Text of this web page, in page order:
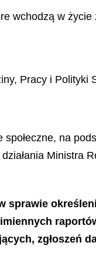
wchodzą w
Pracy i Polityki
na
Ministra
sprawie
zgłoszeń